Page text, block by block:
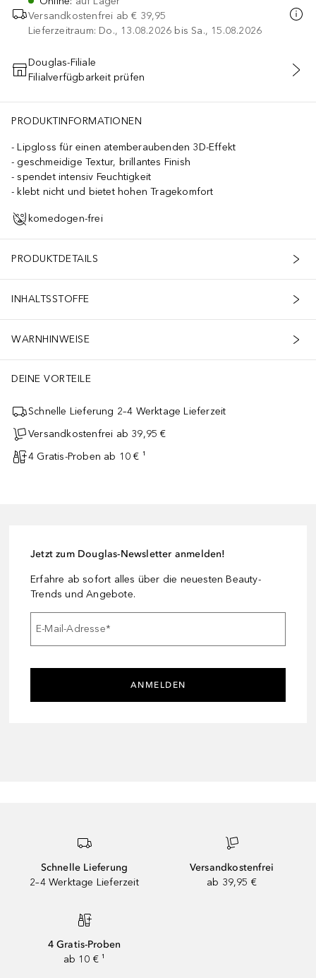
Versandkostenfrei ab € 39,95
Lieferzeitraum: Do., 13.08.2026 bis Sa., 15.08.2026
IN DEN WARENKORB
Douglas-Filiale
Filialverfügbarkeit prüfen
PRODUKTINFORMATIONEN
Lipgloss für einen atemberaubenden 3D-Effekt
geschmeidige Textur, brillantes Finish
spendet intensiv Feuchtigkeit
klebt nicht und bietet hohen Tragekomfort
komedogen-frei
PRODUKTDETAILS
INHALTSSTOFFE
WARNHINWEISE
DEINE VORTEILE
Schnelle Lieferung 2–4 Werktage Lieferzeit
Versandkostenfrei ab 39,95 €
4 Gratis-Proben ab 10 € ¹
Jetzt zum Douglas-Newsletter anmelden!
Erfahre ab sofort alles über die neuesten Beauty-
Trends und Angebote.
E-Mail-Adresse*
ANMELDEN
Schnelle Lieferung
2–4 Werktage Lieferzeit
Versandkostenfrei
ab 39,95 €
4 Gratis-Proben
ab 10 € ¹